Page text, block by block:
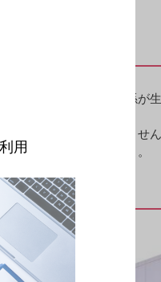
があるのです。
よって強固な信頼関係が
ている感」がぬぐえません
。実に頼もしいですよ。
用